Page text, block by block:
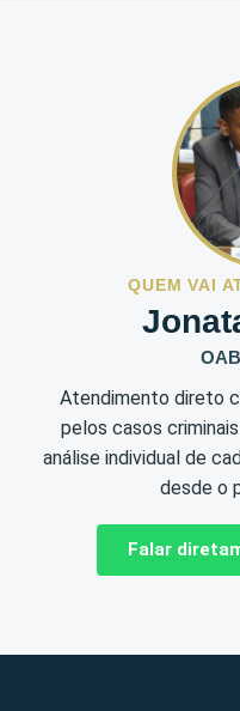
QUEM VAI
Atendimento direto
pelos casos
análise individual de
desde o
Falar